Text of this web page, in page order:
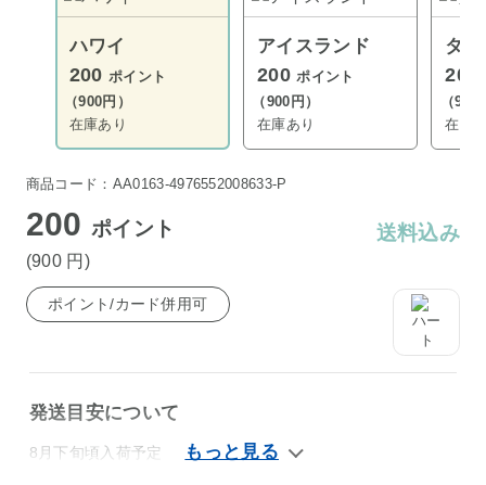
ハワイ
200ポイント
（900円）
在庫あり
アイスランド
200ポイント
（900円）
在庫あり
タ
200
（900
在庫
商品コード：AA0163-4976552008633-P
200ポイント
(900 円 )
送料込み
ポイント/カード併用可
発送目安について
8月下旬頃入荷予定